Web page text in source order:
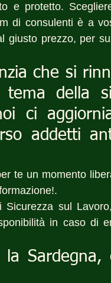
e protetto.
di consulenti è a
giusto prezzo, per
che si
della
ci
addetti
te un momento
sul
in caso di
Sardegna,